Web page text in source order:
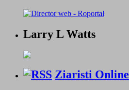
Larry L Watts
Ziaristi Online